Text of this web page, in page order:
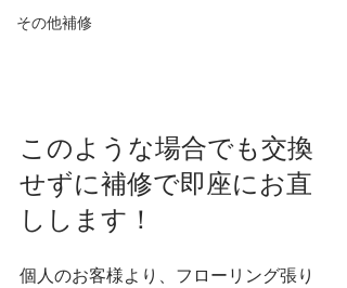
その他補修
このような場合でも交換
せずに補修で即座にお直
しします！
個人のお客様より、フローリング張り